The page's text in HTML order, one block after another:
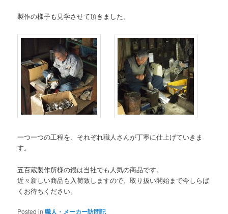
製作の様子も見学させて頂きました。
一つ一つの工程を、それぞれ職人さんが丁寧に仕上げていきま
す。
五百蔵製作所様の鏝は当社でも人気の商品です。
近々新しい商品も入荷致しますので、取り扱い開始まで今しらば
くお待ちください。
Posted in 職人・メーカー訪問記